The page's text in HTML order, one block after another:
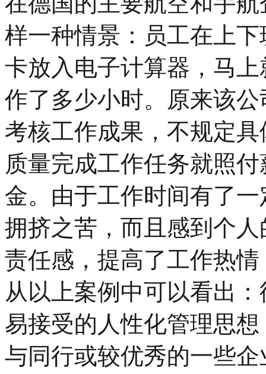
样一种情景：员工在上
卡放入电子计算器，马
作了多少小时。原来该
考核工作成果，不规定
质量完成工作任务就照
金。由于工作时间有了
拥挤之苦，而且感到个
责任感，提高了工作热
从以上案例中可以看出
易接受的人性化管理思
与同行或较优秀的一些